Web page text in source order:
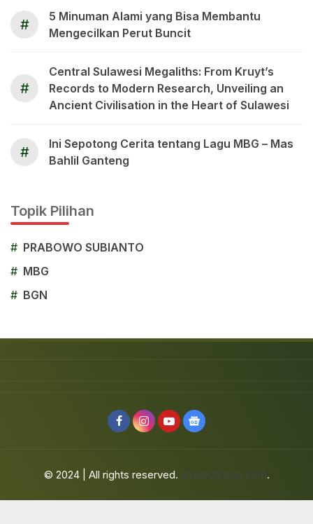
#
5 Minuman Alami yang Bisa Membantu
Mengecilkan Perut Buncit
#
Central Sulawesi Megaliths: From Kruyt’s
Records to Modern Research, Unveiling an
Ancient Civilisation in the Heart of Sulawesi
#
Ini Sepotong Cerita tentang Lagu MBG – Mas
Bahlil Ganteng
Topik Pilihan
# PRABOWO SUBIANTO
# MBG
# BGN
© 2024 | All rights reserved. jafarbuaisme.com.